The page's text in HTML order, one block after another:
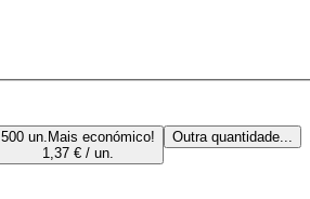
500 un. Mais económico!
1,37 € / un.
Outra quantidade...